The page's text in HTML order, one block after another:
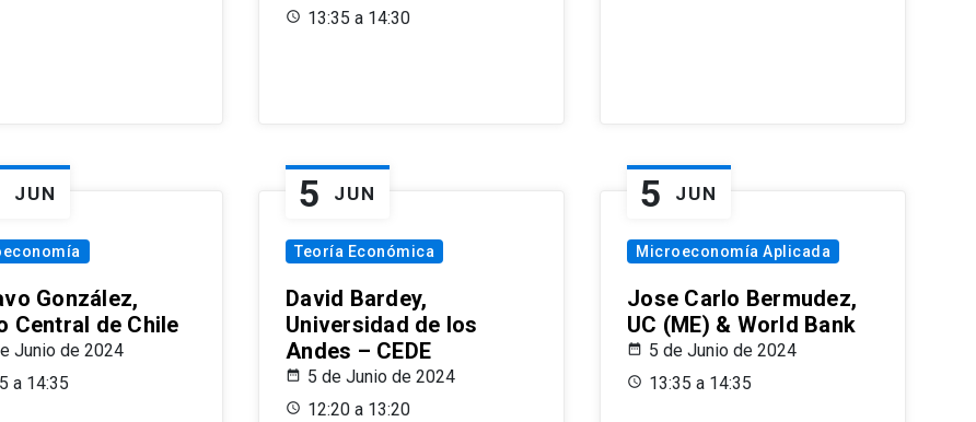
13:35 a 14:30
JUN
González,
Central de Chile
Junio de 2024
a 14:35
5 JUN
Teoría Económica
David Bardey,
Universidad de los
Andes – CEDE
5 de Junio de 2024
12:20 a 13:20
5 JUN
Microeconomía Aplicada
Jose Carlo Bermudez,
UC (ME) & World Bank
5 de Junio de 2024
13:35 a 14:35